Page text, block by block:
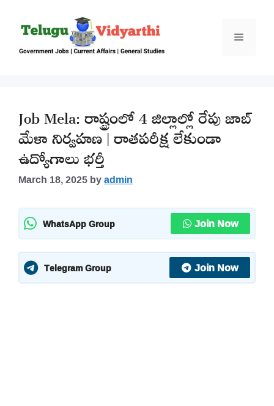
content
Menu
Job Mela: రాష్ట్రంలో 4 జిల్లాల్లో రేపు జాబ్
మేళా నిర్వహణ | రాతపరీక్ష లేకుండా
ఉద్యోగాలు భర్తీ
March 18, 2025byadmin
WhatsApp Group Join Now
Telegram Group Join Now